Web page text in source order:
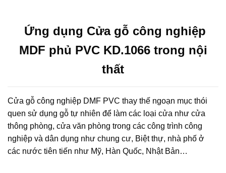
Ứng dụng Cửa gỗ công nghiệp
MDF phủ PVC KD.1066 trong nội
thất
Cửa gỗ công nghiệp DMF PVC thay thế ngoạn mục thói
quen sử dụng gỗ tự nhiên để làm các loại cửa như cửa
thông phòng, cửa văn phòng trong các công trình công
nghiệp và dân dụng như chung cư, Biệt thự, nhà phố ở
các nước tiên tiến như Mỹ, Hàn Quốc, Nhật Bản…